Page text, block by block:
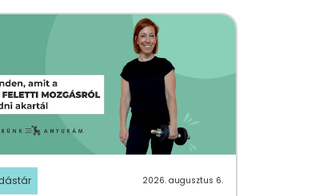
2026. augusztus 6.